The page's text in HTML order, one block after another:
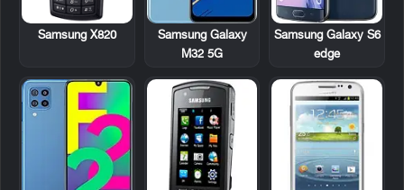
Samsung Galaxy S6
edge
Samsung Galaxy
M32 5G
Samsung X820